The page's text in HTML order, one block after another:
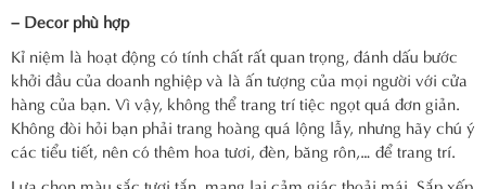
– Decor phù hợp
Kỉ niệm là hoạt động có tính chất rất quan trọng, đánh dấu bước
khởi đầu của doanh nghiệp và là ấn tượng của mọi người với cửa
hàng của bạn. Vì vậy, không thể trang trí tiệc ngọt quá đơn giản.
Không đòi hỏi bạn phải trang hoàng quá lộng lẫy, nhưng hãy chú ý
các tiểu tiết, nên có thêm hoa tươi, đèn, băng rôn,… để trang trí.